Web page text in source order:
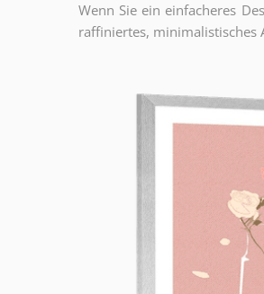
Wenn Sie ein einfacheres
raffiniertes, minimalistisches